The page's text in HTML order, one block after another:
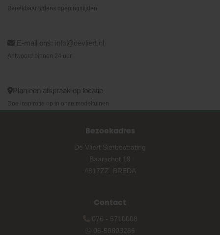
Bereikbaar tijdens openingstijden
E-mail ons: info@devliert.nl
Antwoord binnen 24 uur
Plan een afspraak op locatie
Doe inspiratie op in onze modeltuinen
Bezoekadres
De Vliert Sierbestrating
Baarschot 19
4817ZZ BREDA
Contact
076 - 5710008
06-59803286